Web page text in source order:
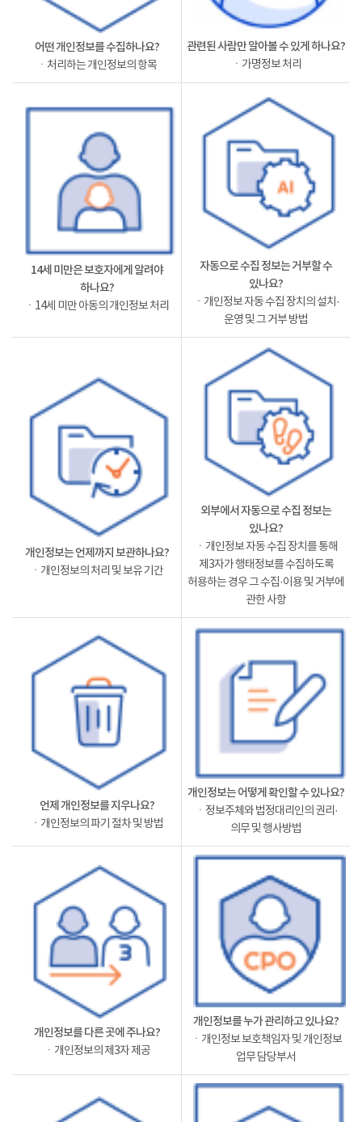
어떤 개인정보를 수집하나요?
ㆍ처리하는 개인정보의 항목
관련된 사람만 알아볼 수 있게 하나요?
ㆍ가명정보 처리
14세 미만은 보호자에게 알려야
하나요?
ㆍ14세 미만 아동의 개인정보 처리
자동으로 수집 정보는 거부할 수
있나요?
ㆍ개인정보 자동 수집 장치의 설치·
운영 및 그 거부 방법
개인정보는 언제까지 보관하나요?
ㆍ개인정보의 처리 및 보유 기간
외부에서 자동으로 수집 정보는
있나요?
ㆍ개인정보 자동 수집 장치를 통해
제3자가 행태정보를 수집하도록
허용하는 경우 그 수집·이용 및 거부에
관한 사항
언제 개인정보를 지우나요?
ㆍ개인정보의 파기 절차 및 방법
개인정보는 어떻게 확인할 수 있나요?
ㆍ정보주체와 법정대리인의 권리·
의무 및 행사방법
개인정보를 다른 곳에 주나요?
ㆍ개인정보의 제3자 제공
개인정보를 누가 관리하고 있나요?
ㆍ개인정보 보호책임자 및 개인정보
업무 담당부서